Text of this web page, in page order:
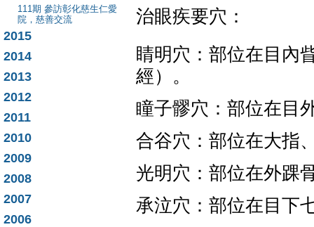
111期 參訪彰化慈生仁愛
院，慈善交流
2015
2014
2013
2012
2011
2010
2009
2008
2007
2006
治眼疾要穴：
睛明穴：部位在目內
經）。
瞳子髎穴：部位在目
合谷穴：部位在大指
光明穴：部位在外踝
承泣穴：部位在目下